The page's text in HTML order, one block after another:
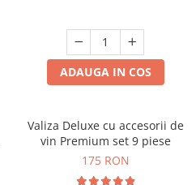
ADAUGA IN COS
Valiza Deluxe cu accesorii de
vin Premium set 9 piese
175 RON